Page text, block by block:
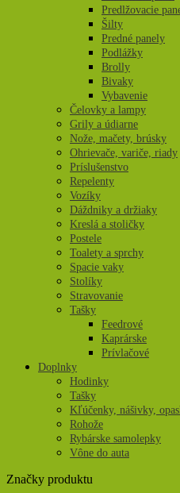
Predlžovacie
Šilty
Predné panely
Podlážky
Brolly
Bivaky
Vybavenie
Čelovky a lampy
Grily a údiarne
Nože, mačety, brúsky
Ohrievače, variče, riady
Príslušenstvo
Repelenty
Vozíky
Dáždniky a držiaky
Kreslá a stoličky
Postele
Toalety a sprchy
Spacie vaky
Stolíky
Stravovanie
Tašky
Feedrové
Kaprárske
Prívlačové
Doplnky
Hodinky
Tašky
Kľúčenky, nášivky,
Rohože
Rybárske samolepky
Vône do auta
Značky produktu